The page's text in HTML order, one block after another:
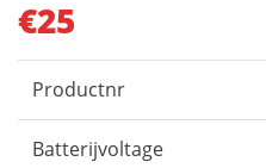
€25
Productnr
Batterijvoltage